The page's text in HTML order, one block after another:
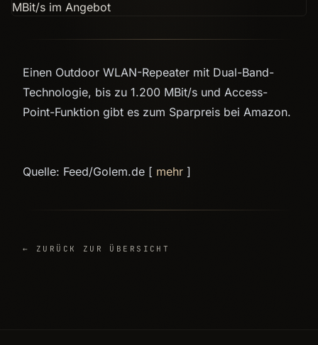
Einen Outdoor WLAN-Repeater mit Dual-Band-
Technologie, bis zu 1.200 MBit/s und Access-
Point-Funktion gibt es zum Sparpreis bei Amazon.
Quelle: Feed/Golem.de [ mehr ]
← ZURÜCK ZUR ÜBERSICHT